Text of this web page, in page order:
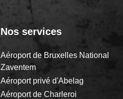
Nos services
Aéroport de Bruxelles National
Zaventem
Aéroport privé d'Abelag
Aéroport de Charleroi